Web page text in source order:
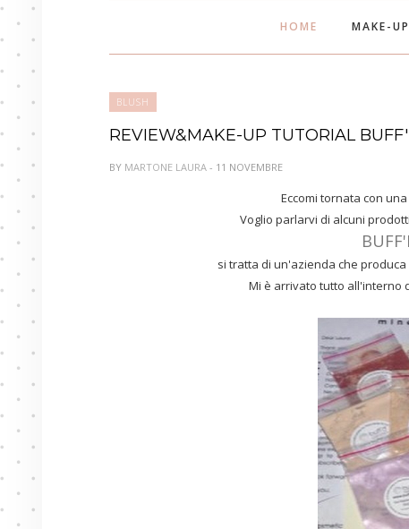
HOME MAKE-UP
BLUSH
REVIEW&MAKE-UP TUTORIAL
BY MARTONE LAURA - 11 NOVEMBRE
Eccomi tornata con
Voglio parlarvi di alcuni
si tratta di un'azienda che
Mi è arrivato tutto all'interno